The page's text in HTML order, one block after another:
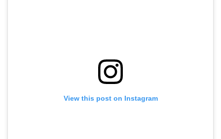
View this post on Instagram